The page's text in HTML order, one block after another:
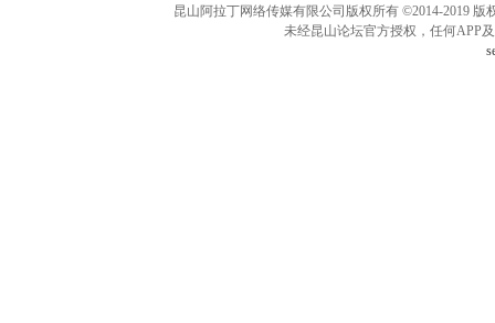
昆山阿拉丁网络传媒有限公司版权所有 ©2014-2019
未经昆山论坛官方授权，任何APP